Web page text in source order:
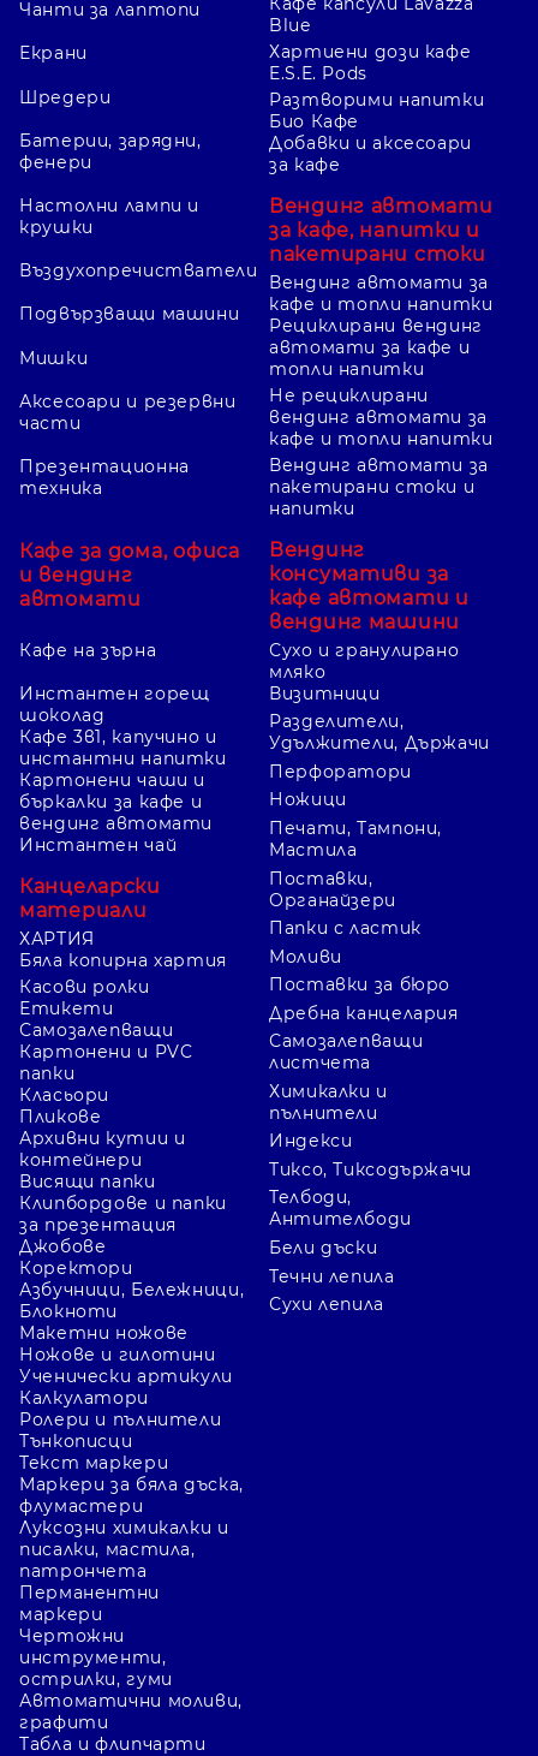
Чанти за лаптопи
Екрани
Шредери
Батерии, зарядни,
фенери
Настолни лампи и
крушки
Въздухопречистватели
Подвързващи машини
Мишки
Аксесоари и резервни
части
Презентационна
техника
Кафе за дома, офиса
и вендинг
автомати
Кафе на зърна
Blue
Хартиени дози кафе
E.S.E. Pods
Разтворими напитки
Био Кафе
Добавки и аксесоари
за кафе
Вендинг автомати
за кафе, напитки и
пакетирани стоки
Вендинг автомати за
кафе и топли напитки
Рециклирани вендинг
автомати за кафе и
топли напитки
Не рециклирани
вендинг автомати за
кафе и топли напитки
Вендинг автомати за
пакетирани стоки и
напитки
Вендинг
консумативи за
кафе автомати и
вендинг машини
Сухо и гранулирано
мляко
Инстантен горещ
шоколад
Кафе 3в1, капучино и
инстантни напитки
Картонени чаши и
бъркалки за кафе и
вендинг автомати
Инстантен чай
Канцеларски
материали
ХАРТИЯ
Бяла копирна хартия
Касови ролки
Етикети
Самозалепващи
Картонени и PVC
папки
Класьори
Пликове
Архивни кутии и
контейнери
Висящи папки
Клипбордове и папки
за презентация
Джобове
Коректори
Азбучници, Бележници,
Блокноти
Визитници
Разделители,
Удължители, Държачи
Перфоратори
Ножици
Печати, Тампони,
Мастила
Поставки,
Органайзери
Папки с ластик
Моливи
Поставки за бюро
Дребна канцелария
Самозалепващи
листчета
Химикалки и
пълнители
Индекси
Тиксо, Тиксодържачи
Телбоди,
Антителбоди
Бели дъски
Течни лепила
Сухи лепила
Макетни ножове
Ножове и гилотини
Ученически артикули
Калкулатори
Ролери и пълнители
Тънкописци
Текст маркери
Маркери за бяла дъска,
флумастери
Луксозни химикалки и
писалки, мастила,
патрончета
Перманентни
маркери
Чертожни
инструменти,
острилки, гуми
Автоматични моливи,
графити
Табла и флипчарти